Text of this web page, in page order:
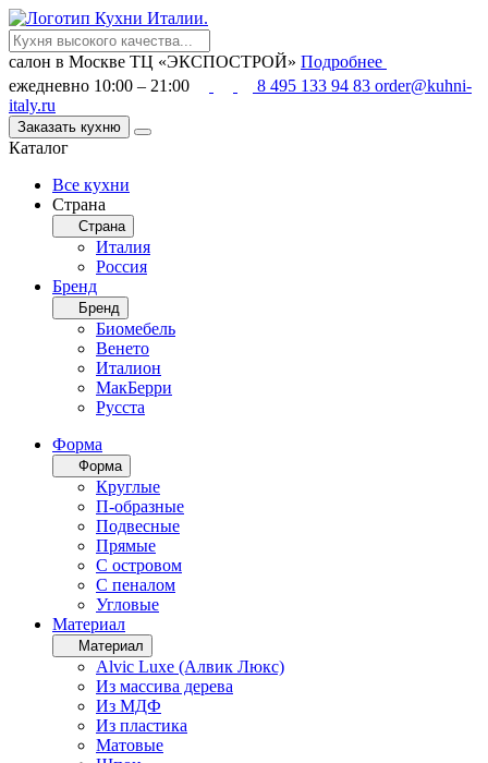
салон в Москве ТЦ «ЭКСПОСТРОЙ» Подробнее
ежедневно 10:00 – 21:00
8 495 133 94 83 order@kuhni-
italy.ru
Заказать кухню
Каталог
Все кухни
Страна
Страна
Италия
Россия
Бренд
Бренд
Биомебель
Венето
Италион
МакБерри
Русста
Форма
Форма
Круглые
П-образные
Подвесные
Прямые
С островом
С пеналом
Угловые
Материал
Материал
Alvic Luxe (Алвик Люкс)
Из массива дерева
Из МДФ
Из пластика
Матовые